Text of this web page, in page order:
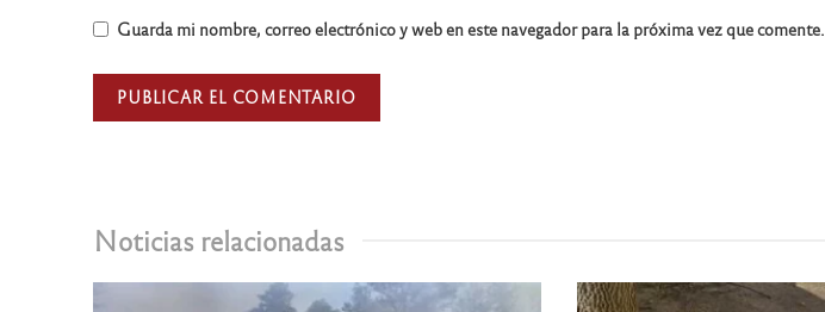
Noticias relacionadas
Guarda mi nombre, correo electrónico y web en este navegador para la próxima vez que comente.